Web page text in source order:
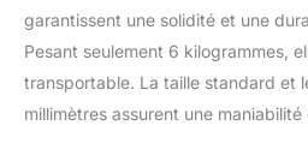
garantissent une solidité et une
Pesant seulement 6 kilogrammes,
transportable. La taille standard et
millimètres assurent une maniabilité